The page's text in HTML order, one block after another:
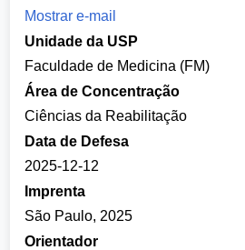
Mostrar e-mail
Unidade da USP
Faculdade de Medicina (FM)
Área de Concentração
Ciências da Reabilitação
Data de Defesa
2025-12-12
Imprenta
São Paulo, 2025
Orientador